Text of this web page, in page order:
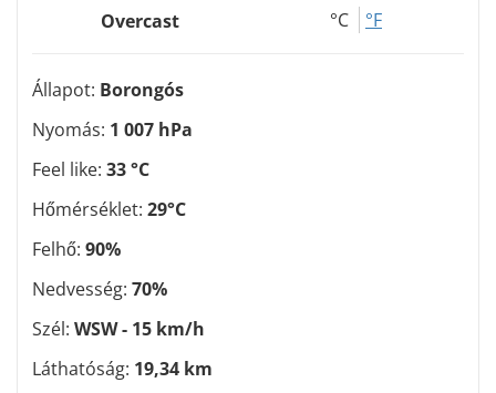
Overcast °C °F
Állapot: Borongós
Nyomás: 1 007 hPa
Feel like: 33 °C
Hőmérséklet: 29°C
Felhő: 90%
Nedvesség: 70%
Szél: WSW - 15 km/h
Láthatóság: 19,34 km